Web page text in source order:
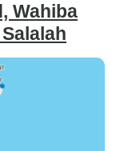
Wahiba